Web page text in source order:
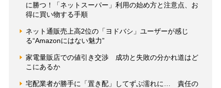
に勝つ！「ネットスーパー」利用の始め方と注意点、お
得に買い物する手順
ネット通販売上高2位の「ヨドバシ」ユーザーが感じ
る“Amazonにはない魅力”
家電量販店での値引き交渉 成功と失敗の分かれ道はど
こにあるか
宅配業者が勝手に「置き配」してずぶ濡れに… 責任の